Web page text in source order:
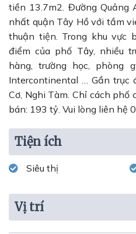
tiền 13.7m2. Đường Quảng
nhất quận Tây Hồ với tầm
thuận tiện. Trong khu vực
điểm của phố Tây, nhiều
hàng, trường học, phòng
Intercontinental … Gần trục
Cơ, Nghi Tàm. Chỉ cách phố
bán: 193 tỷ. Vui lòng liên hệ
Tiện ích
Siêu thị
Vị trí